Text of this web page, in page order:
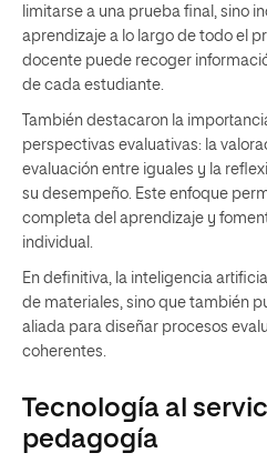
limitarse a una prueba final, sino
aprendizaje a lo largo de todo el
docente puede recoger
de cada estudiante.
También destacaron la
perspectivas evaluativas: la
evaluación entre iguales y la
su desempeño. Este enfoque
completa del aprendizaje y
individual.
En definitiva, la inteligencia
de materiales, sino que también
aliada para diseñar procesos
coherentes.
Tecnología al
pedagogía